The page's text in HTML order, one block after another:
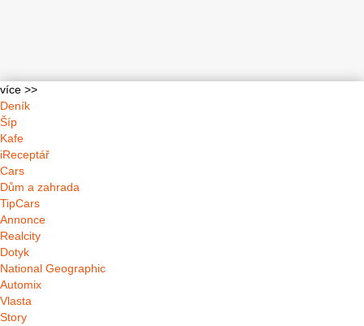
více >>
Deník
Šíp
Kafe
iReceptář
Cars
Dům a zahrada
TipCars
Annonce
Realcity
Dotyk
National Geographic
Automix
Vlasta
Story